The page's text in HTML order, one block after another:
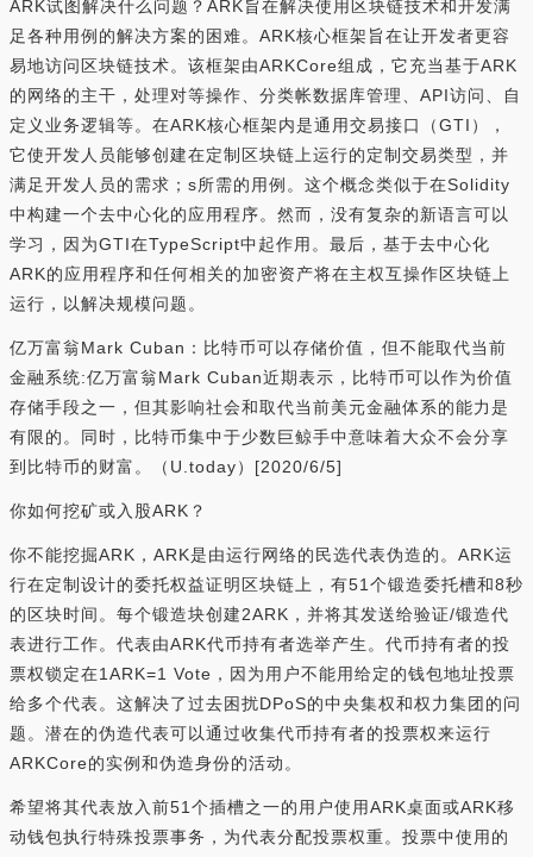
ARK试图解决什么问题？ARK旨在解决使用区块链技术和开发满
足各种用例的解决方案的困难。ARK核心框架旨在让开发者更容
易地访问区块链技术。该框架由ARKCore组成，它充当基于ARK
的网络的主干，处理对等操作、分类帐数据库管理、API访问、自
定义业务逻辑等。在ARK核心框架内是通用交易接口（GTI），
它使开发人员能够创建在定制区块链上运行的定制交易类型，并
满足开发人员的需求；s所需的用例。这个概念类似于在Solidity
中构建一个去中心化的应用程序。然而，没有复杂的新语言可以
学习，因为GTI在TypeScript中起作用。最后，基于去中心化
ARK的应用程序和任何相关的加密资产将在主权互操作区块链上
运行，以解决规模问题。
亿万富翁Mark Cuban：比特币可以存储价值，但不能取代当前
金融系统:亿万富翁Mark Cuban近期表示，比特币可以作为价值
存储手段之一，但其影响社会和取代当前美元金融体系的能力是
有限的。同时，比特币集中于少数巨鲸手中意味着大众不会分享
到比特币的财富。（U.today）[2020/6/5]
你如何挖矿或入股ARK？
你不能挖掘ARK，ARK是由运行网络的民选代表伪造的。ARK运
行在定制设计的委托权益证明区块链上，有51个锻造委托槽和8秒
的区块时间。每个锻造块创建2ARK，并将其发送给验证/锻造代
表进行工作。代表由ARK代币持有者选举产生。代币持有者的投
票权锁定在1ARK=1 Vote，因为用户不能用给定的钱包地址投票
给多个代表。这解决了过去困扰DPoS的中央集权和权力集团的问
题。潜在的伪造代表可以通过收集代币持有者的投票权来运行
ARKCore的实例和伪造身份的活动。
希望将其代表放入前51个插槽之一的用户使用ARK桌面或ARK移
动钱包执行特殊投票事务，为代表分配投票权重。投票中使用的